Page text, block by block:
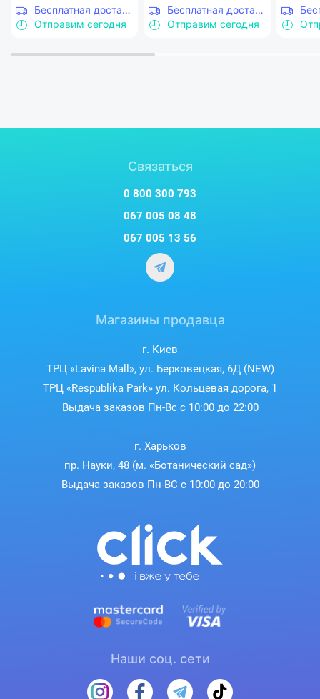
производительность большинства существующих
Голографическая наклейка
Голографическая наклейка с логотипом
гербом Украины — специальный защитный элемент
для всех SSD-накопителей торговой маркиKingston
предназначенных для продажи в Украине.
через один из RMA-хабов компании
. При этом, все платежи, связанные с
пересылкой устройства в оба конца, таможенными и
другими сборами, ложатся на покупателя такого
Бесплатная доставка
Отправим сегодня
(PRO512GS380)
Бесплатная доставка
Отправим сегодня
Связаться
0 800 300 793
067 005 08 48
067 005 13 56
Магазины продавца
г. Киев
ТРЦ «Lavina Mall», ул. Берковецкая, 6Д (NEW)
ТРЦ «Respublika Park» ул. Кольцевая дорога, 1
Выдача заказов Пн-Вс с 10:00 до 22:00
г. Харьков
пр. Науки, 48 (м. «Ботанический сад»)
Выдача заказов Пн-ВС с 10:00 до 20:00
Наши соц. сети